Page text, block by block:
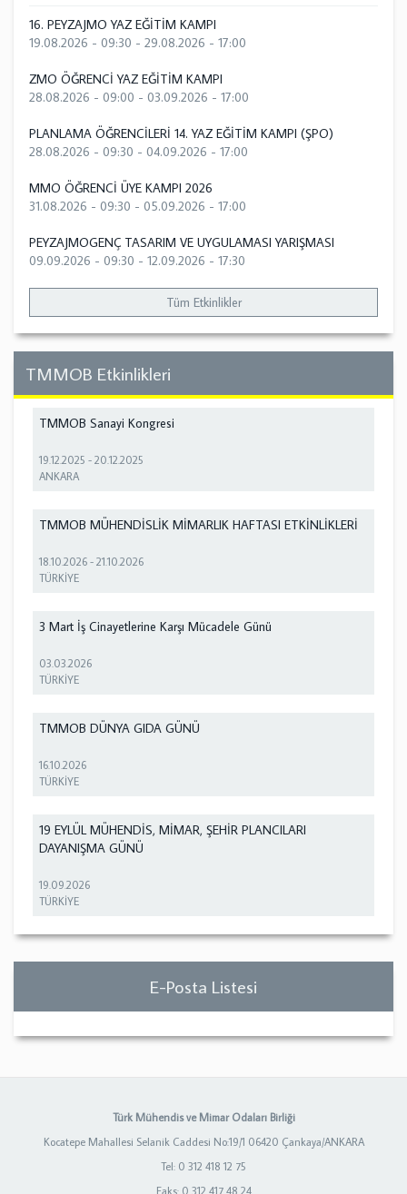
16. PEYZAJMO YAZ EĞİTİM KAMPI
19.08.2026 - 09:30 - 29.08.2026 - 17:00
ZMO ÖĞRENCİ YAZ EĞİTİM KAMPI
28.08.2026 - 09:00 - 03.09.2026 - 17:00
PLANLAMA ÖĞRENCİLERİ 14. YAZ EĞİTİM KAMPI (ŞPO)
28.08.2026 - 09:30 - 04.09.2026 - 17:00
MMO ÖĞRENCİ ÜYE KAMPI 2026
31.08.2026 - 09:30 - 05.09.2026 - 17:00
PEYZAJMOGENÇ TASARIM VE UYGULAMASI YARIŞMASI
09.09.2026 - 09:30 - 12.09.2026 - 17:30
Tüm Etkinlikler
TMMOB Etkinlikleri
TMMOB Sanayi Kongresi
19.12.2025 -20.12.2025
ANKARA
TMMOB MÜHENDİSLİK MİMARLIK HAFTASI ETKİNLİKLERİ
18.10.2026 -21.10.2026
TÜRKİYE
3 Mart İş Cinayetlerine Karşı Mücadele Günü
03.03.2026
TÜRKİYE
TMMOB DÜNYA GIDA GÜNÜ
16.10.2026
TÜRKİYE
19 EYLÜL MÜHENDİS, MİMAR, ŞEHİR PLANCILARI
DAYANIŞMA GÜNÜ
19.09.2026
TÜRKİYE
E-Posta Listesi
Türk Mühendis ve Mimar Odaları Birliği
Kocatepe Mahallesi Selanik Caddesi No:19/1 06420 Çankaya/ANKARA
Tel: 0 312 418 12 75
Faks: 0 312 417 48 24